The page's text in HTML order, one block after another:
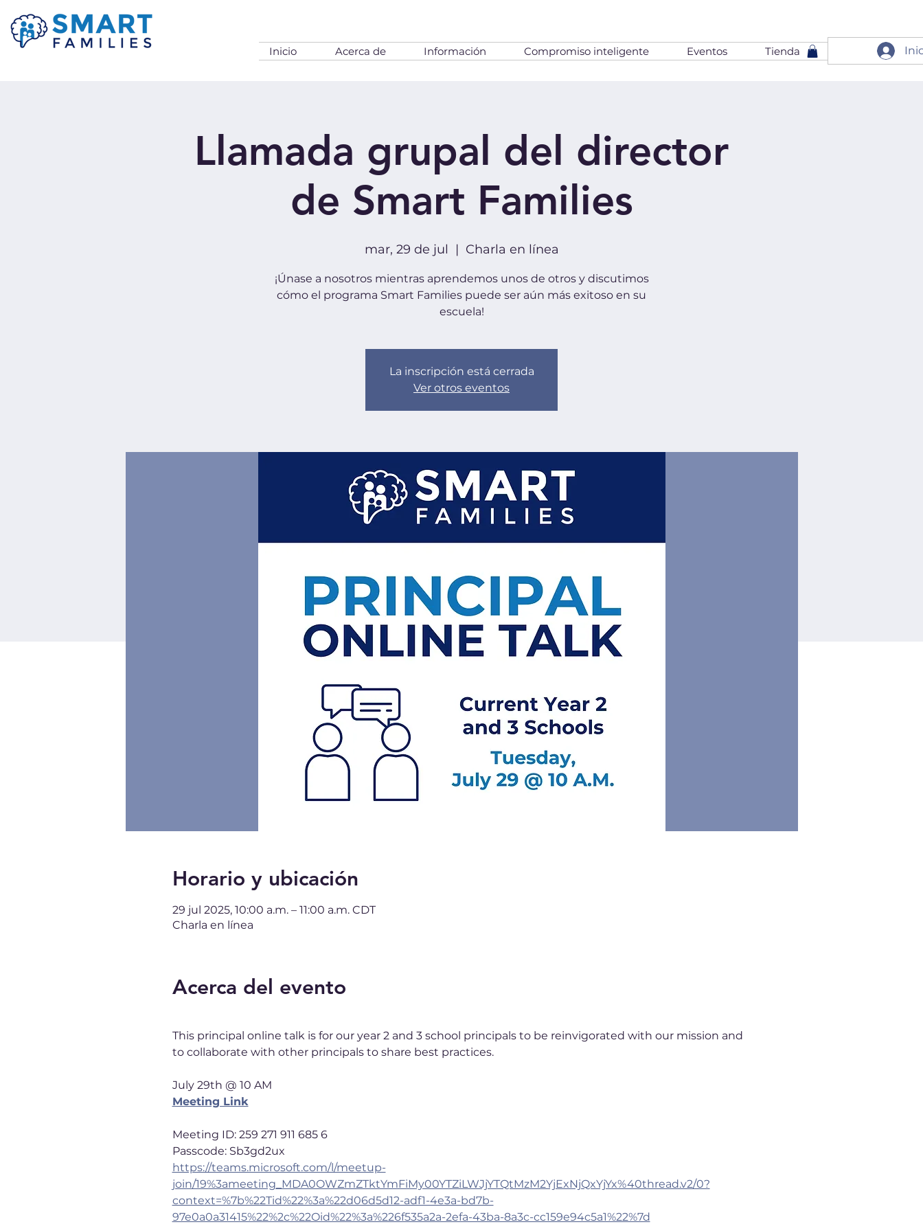
Inicio Acerca de Información Compromiso inteligente Eventos Tienda
Llamada grupal del director
de Smart Families
mar, 29 de jul
  |
Charla en línea
¡Únase a nosotros mientras aprendemos unos de otros y discutimos
cómo el programa Smart Families puede ser aún más exitoso en su
escuela!
La inscripción está cerrada
Ver otros eventos
Horario y ubicación
29 jul 2025, 10:00 a.m. – 11:00 a.m. CDT
Charla en línea
Acerca del evento
This principal online talk is for our year 2 and 3 school principals to be reinvigorated with our mission and
to collaborate with other principals to share best practices.
July 29th @ 10 AM
Meeting Link
Meeting ID: 259 271 911 685 6
Passcode: Sb3gd2ux
https://teams.microsoft.com/l/meetup-
join/19%3ameeting_MDA0OWZmZTktYmFiMy00YTZiLWJjYTQtMzM2YjExNjQxYjYx%40thread.v2/0?
context=%7b%22Tid%22%3a%22d06d5d12-adf1-4e3a-bd7b-
97e0a0a31415%22%2c%22Oid%22%3a%226f535a2a-2efa-43ba-8a3c-cc159e94c5a1%22%7d